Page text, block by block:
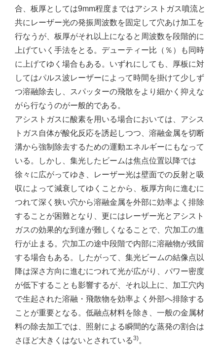
合、板厚としては9mm程度まではアシストガス噴流と
共にレーザー光の発振周波数を固定して穴あけ加工を
行なうが、板厚がそれ以上になると周波数を段階的に
上げていく手法をとる。デューティー比（％）も同時
に上げてゆく場合もある。いずれにしても、厚板に対
してはパルス波レーザーによって時間を掛けて少しず
つ溶融除去し、スパッターの飛散をより細かく抑えな
がら行なうのがー般的である。
アシストガスに酸素を用いる場合においては、アシス
トガス自体が酸化反応を誘起しつつ、溶融金属を切断
溝から強制除去するための運動エネルギーにもなって
いる。しかし、集光したビームは焦点位置以降では
徐々に広がってゆき、レーザー光は壁面での反射と吸
収によって減衰してゆくことから、板厚方向に進むに
つれて深く狭い穴から溶融金属を外部に効率よく排除
することが困難となり、更にはレーザー光とアシスト
ガスの効果的な到達が難しくなることで、穴加工の進
行が止まる。穴加工の途中段階で内部に溶融物が残留
する場合もある。したがって、集光ビームの結像点以
降は深さ方向に進むにつれて光が広がり、パワー密度
が低下することも影響するが、それ以上に、加工穴内
で生起された溶融・飛散物を効率よく外部へ排除する
ことが重要となる。低融点材料を除き、一般の金属材
料の除去加工では、照射による瞬間的な蒸発の割合は
さほど大きくはないとされている3)。